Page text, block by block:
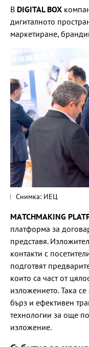
В DIGITAL BOX
дигиталното
маркетиране,
Снимка: ИЕЦ
МАTCHMAKING
платформа за
представя.
контакти с
подготвят
които са част от
изложението. Така
бърз и ефективен
технологии за още
изложение.